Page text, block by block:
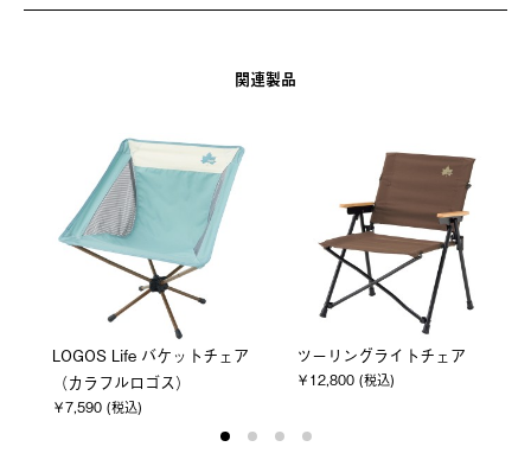
関連製品
LOGOS Life バケットチェア
（カラフルロゴス）
￥7,590 (税込)
ツーリングライトチェア
￥12,800 (税込)